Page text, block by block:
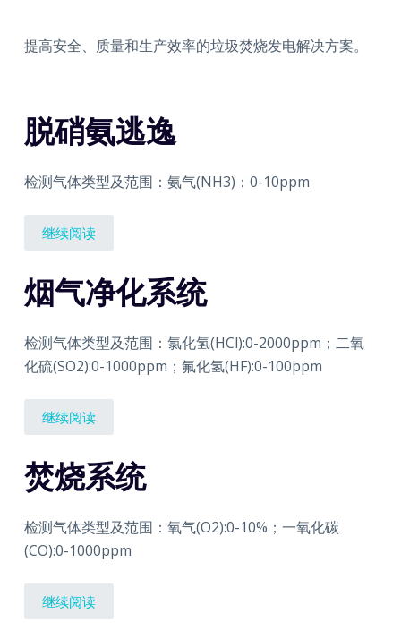
提高安全、质量和生产效率的垃圾焚烧发电解决方案。
脱硝氨逃逸
检测气体类型及范围：氨气(NH3)：0-10ppm
继续阅读
烟气净化系统
检测气体类型及范围：氯化氢(HCl):0-2000ppm；二氧
化硫(SO2):0-1000ppm；氟化氢(HF):0-100ppm
继续阅读
焚烧系统
检测气体类型及范围：氧气(O2):0-10%；一氧化碳
(CO):0-1000ppm
继续阅读